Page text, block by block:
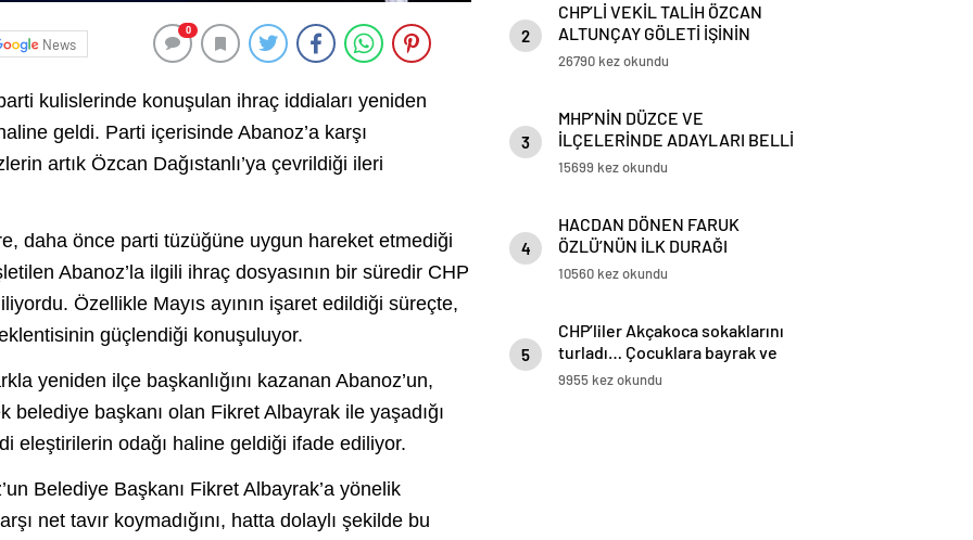
News
0
kulislerinde konuşulan ihraç iddiaları yeniden
geldi. Parti içerisinde Abanoz’a karşı
artık Özcan Dağıstanlı’ya çevrildiği ileri
daha önce parti tüzüğüne uygun hareket etmediği
Abanoz’la ilgili ihraç dosyasının bir süredir CHP
Özellikle Mayıs ayının işaret edildiği süreçte,
güçlendiği konuşuluyor.
yeniden ilçe başkanlığını kazanan Abanoz’un,
başkanı olan Fikret Albayrak ile yaşadığı
eleştirilerin odağı haline geldiği ifade ediliyor.
Belediye Başkanı Fikret Albayrak’a yönelik
net tavır koymadığını, hatta dolaylı şekilde bu
2
CHP’Lİ VEKİL TALİH ÖZCAN
ALTUNÇAY GÖLETİ İŞİNİN
PEŞİNİ BIRAKMIYOR
26790 kez okundu
3
MHP’NİN DÜZCE VE
İLÇELERİNDE ADAYLARI BELLİ
OLDU
15699 kez okundu
4
HACDAN DÖNEN FARUK
ÖZLÜ’NÜN İLK DURAĞI
AKÇAKOCA OLDU
10560 kez okundu
5
CHP’liler Akçakoca sokaklarını
turladı… Çocuklara bayrak ve
balon dağıttı
9955 kez okundu